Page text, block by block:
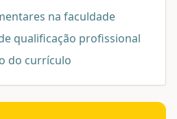
na faculdade
qualificação profissional
do currículo